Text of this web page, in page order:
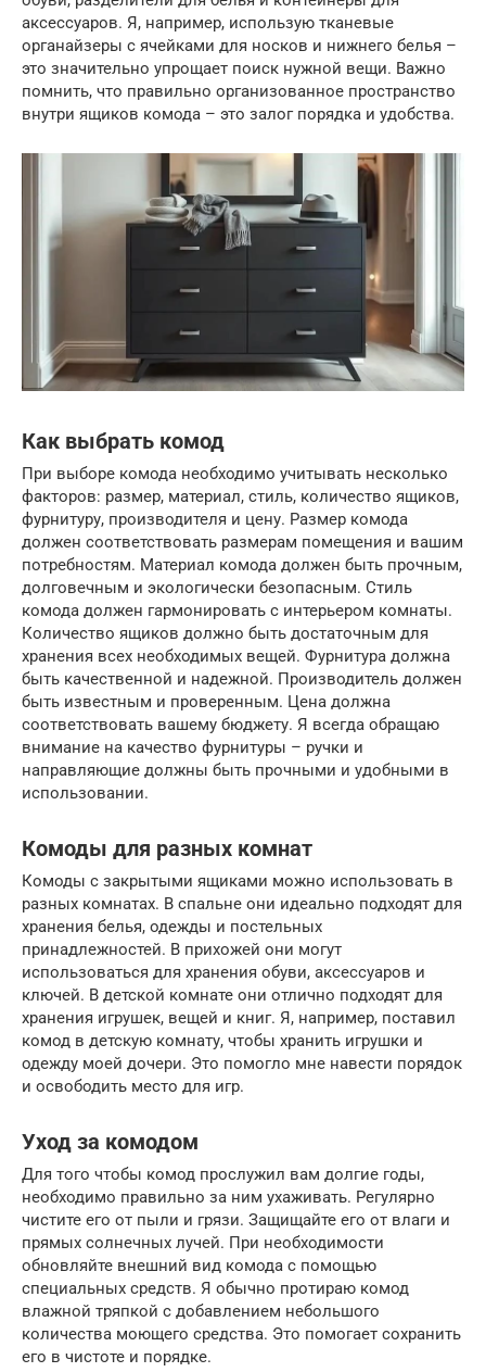
аксессуаров. Я, например, использую тканевые
органайзеры с ячейками для носков и нижнего белья –
это значительно упрощает поиск нужной вещи. Важно
помнить, что правильно организованное пространство
внутри ящиков комода – это залог порядка и удобства.
Как выбрать комод
При выборе комода необходимо учитывать несколько
факторов: размер, материал, стиль, количество ящиков,
фурнитуру, производителя и цену. Размер комода
должен соответствовать размерам помещения и вашим
потребностям. Материал комода должен быть прочным,
долговечным и экологически безопасным. Стиль
комода должен гармонировать с интерьером комнаты.
Количество ящиков должно быть достаточным для
хранения всех необходимых вещей. Фурнитура должна
быть качественной и надежной. Производитель должен
быть известным и проверенным. Цена должна
соответствовать вашему бюджету. Я всегда обращаю
внимание на качество фурнитуры – ручки и
направляющие должны быть прочными и удобными в
использовании.
Комоды для разных комнат
Комоды с закрытыми ящиками можно использовать в
разных комнатах. В спальне они идеально подходят для
хранения белья, одежды и постельных
принадлежностей. В прихожей они могут
использоваться для хранения обуви, аксессуаров и
ключей. В детской комнате они отлично подходят для
хранения игрушек, вещей и книг. Я, например, поставил
комод в детскую комнату, чтобы хранить игрушки и
одежду моей дочери. Это помогло мне навести порядок
и освободить место для игр.
Уход за комодом
Для того чтобы комод прослужил вам долгие годы,
необходимо правильно за ним ухаживать. Регулярно
чистите его от пыли и грязи. Защищайте его от влаги и
прямых солнечных лучей. При необходимости
обновляйте внешний вид комода с помощью
специальных средств. Я обычно протираю комод
влажной тряпкой с добавлением небольшого
количества моющего средства. Это помогает сохранить
его в чистоте и порядке.